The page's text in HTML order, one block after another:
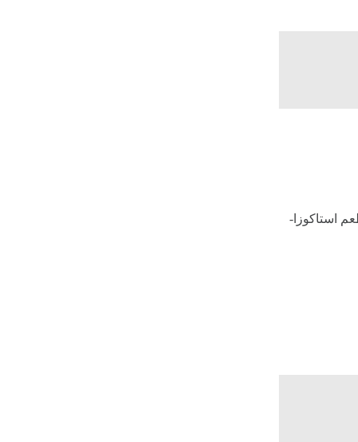
استاكوزا-